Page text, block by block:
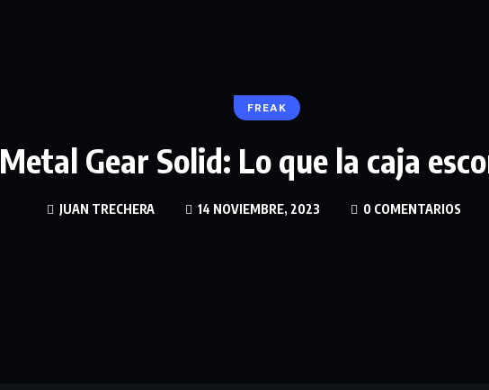
FREAK
Metal Gear Solid: Lo que la caja
JUAN TRECHERA 14 NOVIEMBRE, 2023 0 COMENTARIOS